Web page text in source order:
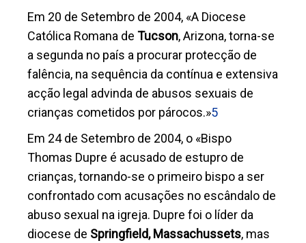
Em 20 de Setembro de 2004, «A Diocese
Católica Romana deTucson, Arizona, torna-se
a segunda no país a procurar protecção de
falência, na sequência da contínua e extensiva
acção legal advinda de abusos sexuais de
crianças cometidos por párocos.»5
Em 24 de Setembro de 2004, o «Bispo
Thomas Dupre é acusado de estupro de
crianças, tornando-se o primeiro bispo a ser
confrontado com acusações no escândalo de
abuso sexual na igreja. Dupre foi o líder da
diocese de Springfield, Massachussets, mas